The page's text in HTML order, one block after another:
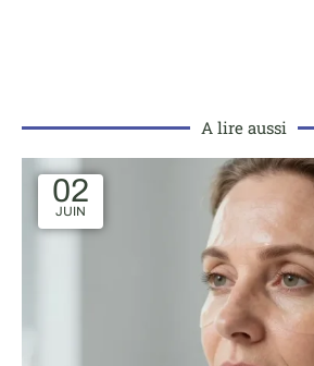
A lire aussi
02
JUIN